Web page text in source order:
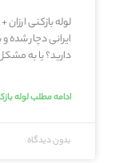
لوله بازکنی
ایرانی دچار شده
دارید؟ یا به
ادامه مطلب لوله
بدون دیدگاه